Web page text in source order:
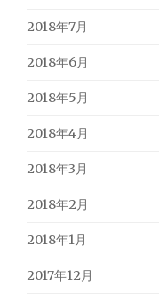
2018年7月
2018年6月
2018年5月
2018年4月
2018年3月
2018年2月
2018年1月
2017年12月